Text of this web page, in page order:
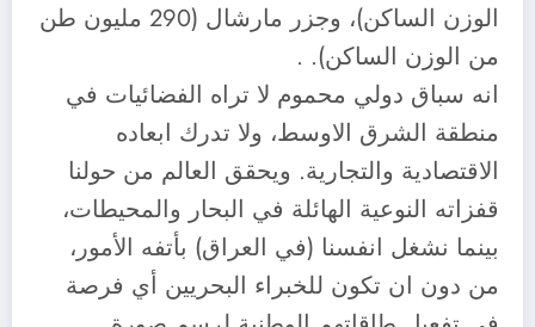
الوزن الساكن)، وجزر مارشال (290 مليون طن
من الوزن الساكن). .
انه سباق دولي محموم لا تراه الفضائيات في
منطقة الشرق الاوسط، ولا تدرك ابعاده
الاقتصادية والتجارية. ويحقق العالم من حولنا
قفزاته النوعية الهائلة في البحار والمحيطات،
بينما نشغل انفسنا (في العراق) بأتفه الأمور،
من دون ان تكون للخبراء البحريين أي فرصة